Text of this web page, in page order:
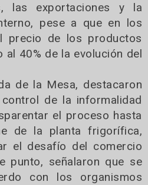
las exportaciones y la
pese a que en los
precio de los productos
40% de la evolución del
de la Mesa, destacaron
de la informalidad
el proceso hasta
de la planta frigorífica,
el desafío del comercio
punto, señalaron que se
con los organismos